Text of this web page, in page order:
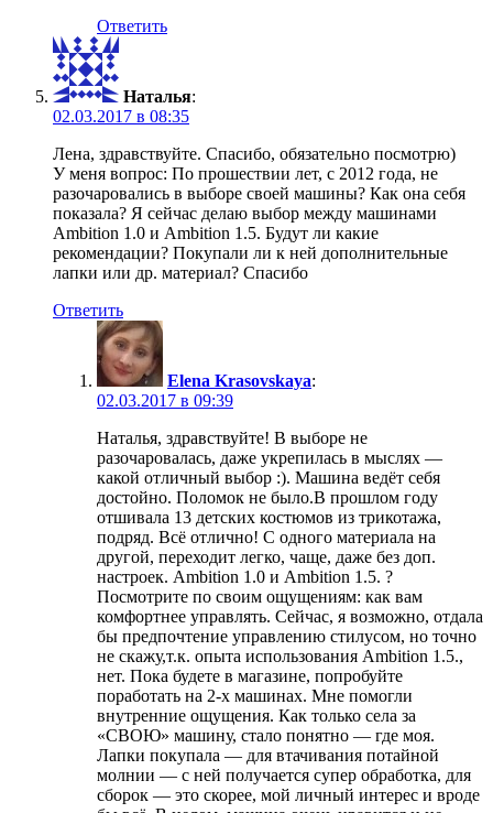
Ответить
Наталья:
02.03.2017 в 08:35
Лена, здравствуйте. Спасибо, обязательно посмотрю)
У меня вопрос: По прошествии лет, с 2012 года, не
разочаровались в выборе своей машины? Как она себя
показала? Я сейчас делаю выбор между машинами
Ambition 1.0 и Ambition 1.5. Будут ли какие
рекомендации? Покупали ли к ней дополнительные
лапки или др. материал? Спасибо
Ответить
Elena Krasovskaya:
02.03.2017 в 09:39
Наталья, здравствуйте! В выборе не
разочаровалась, даже укрепилась в мыслях —
какой отличный выбор :). Машина ведёт себя
достойно. Поломок не было.В прошлом году
отшивала 13 детских костюмов из трикотажа,
подряд. Всё отлично! С одного материала на
другой, переходит легко, чаще, даже без доп.
настроек. Ambition 1.0 и Ambition 1.5. ?
Посмотрите по своим ощущениям: как вам
комфортнее управлять. Сейчас, я возможно, отдала
бы предпочтение управлению стилусом, но точно
не скажу,т.к. опыта использования Ambition 1.5.,
нет. Пока будете в магазине, попробуйте
поработать на 2-х машинах. Мне помогли
внутренние ощущения. Как только села за
«СВОЮ» машину, стало понятно — где моя.
Лапки покупала — для втачивания потайной
молнии — с ней получается супер обработка, для
сборок — это скорее, мой личный интерес и вроде